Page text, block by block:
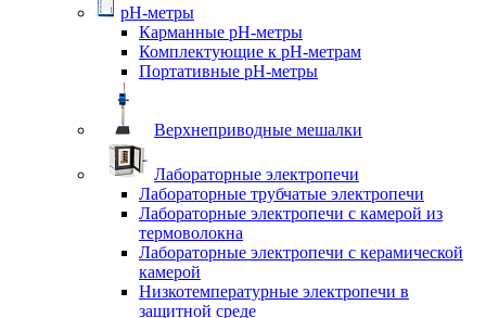
pH-метры
Карманные pH-метры
Комплектующие к pH-метрам
Портативные pH-метры
Верхнеприводные мешалки
Лабораторные электропечи
Лабораторные трубчатые электропечи
Лабораторные электропечи с камерой из
термоволокна
Лабораторные электропечи с керамической
камерой
Низкотемпературные электропечи в
защитной среде